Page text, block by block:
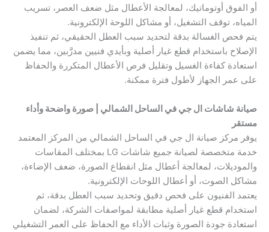
أو الفوق أوتوماتيك، لمعالجة الأعطال مثل ضعف العصر، تسريب
المياه، توقف التشغيل، أو مشاكل اللوحة الإلكترونية.
يتم فحص الغسالة بدقة لتحديد سبب العطل الحقيقي، ثم تنفيذ
الإصلاح باستخدام قطع غيار أصلية وبأيدي فنيين مدرَّبين، مما يضمن
استعادة كفاءة الغسيل وتقليل فرص الأعطال المتكررة والحفاظ
على عمر الجهاز لأطول فترة ممكنة.
صيانة شاشات ال جي في الساحل الشمالي | صورة واضحة وأداء
مستقر
يوفر مركز صيانة ال جي في الساحل الشمالي من المركز المعتمد
خدمة متخصصة لصيانة جميع شاشات LG بمختلف المقاسات
والموديلات، لمعالجة أعطال مثل انقطاع الصورة، ضعف الإضاءة،
مشاكل الصوت، أو أعطال اللوحات الإلكترونية.
يعتمد الفنيون على فحص دقيق وتحديد سبب العطل بدقة، ثم
استخدام قطع غيار أصلية مطابقة لمواصفات الشركة، لضمان
استعادة جودة الصورة وثبات الأداء مع الحفاظ على العمر التشغيلي